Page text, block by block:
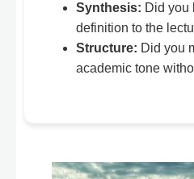
Synthesis: Did you
definition to the
Structure: Did you
academic tone